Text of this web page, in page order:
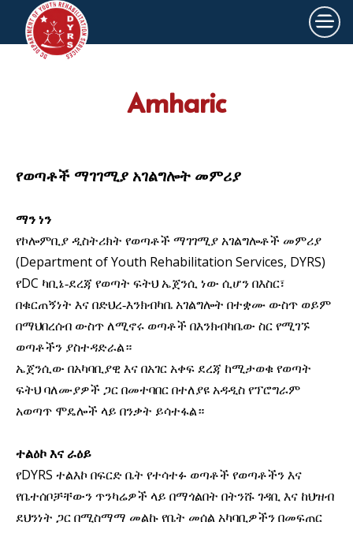
Skip to main content
×
Amharic
የወጣቶች ማገገሚያ አገልግሎት መምሪያ
ማን ነን
የኮሎምቢያ ዲስትሪክት የወጣቶች ማገገሚያ አገልግሎቶች መምሪያ
(Department of Youth Rehabilitation Services, DYRS)
የDC ካቢኔ-ደረጃ የወጣት ፍትህ ኤጀንሲ ነው ሲሆን በእስር፣
በቁርጠኝነት እና በድህረ-እንክብካቤ አገልግሎት በተቋሙ ውስጥ ወይም
በማህበረሰብ ውስጥ ለሚኖሩ ወጣቶች በእንክብካቤው ስር የሚገኙ
ወጣቶችን ያስተዳድራል።
ኤጀንሲው በአካባቢያዊ እና በአገር አቀፍ ደረጃ ከሚታወቁ የወጣት
ፍትህ ባለሙያዎች ጋር በመተባበር በተለያዩ አዳዲስ የፕሮግራም
አወጣጥ ሞዴሎች ላይ በንቃት ይሳተፋል።
ተልዕኮ እና ራዕይ
የDYRS ተልእኮ በፍርድ ቤት የተሳተፉ ወጣቶች የወጣቶችን እና
የቤተሰቦቻቸውን ጥንካሬዎች ላይ በማጎልበት በትንሹ ገዳቢ እና ከህዝብ
ደህንነት ጋር በሚስማማ መልኩ የቤት መሰል አካባቢዎችን በመፍጠር